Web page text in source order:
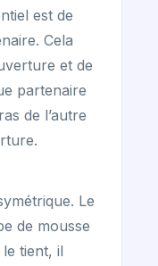
est de
Cela
et de
partenaire
de l’autre
Le
de mousse
tient, il